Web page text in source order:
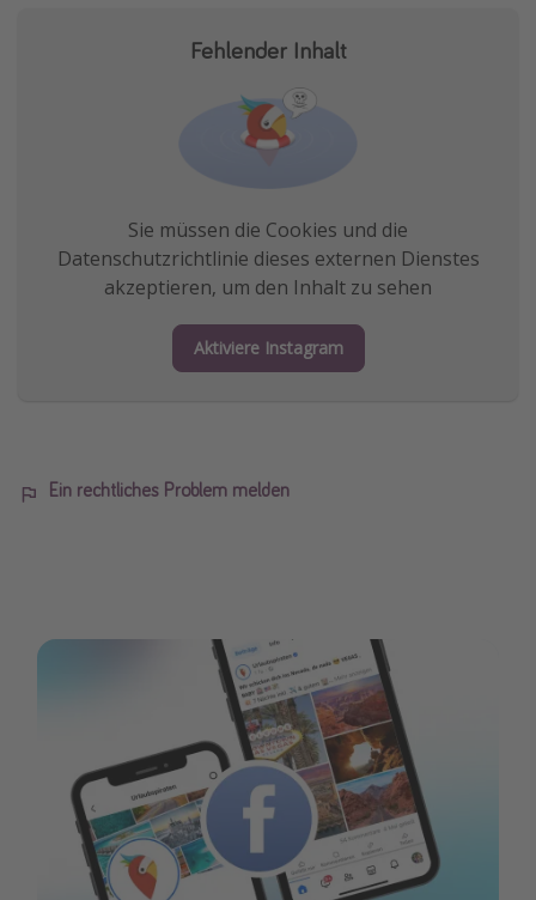
Fehlender Inhalt
Sie müssen die Cookies und die
Datenschutzrichtlinie dieses externen Dienstes
akzeptieren, um den Inhalt zu sehen
Aktiviere Instagram
Ein rechtliches Problem melden